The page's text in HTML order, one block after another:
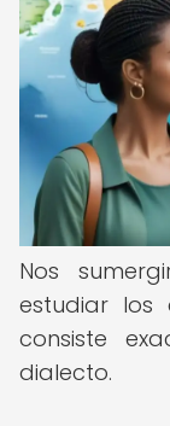
Nos
estudiar los
consiste
dialecto.